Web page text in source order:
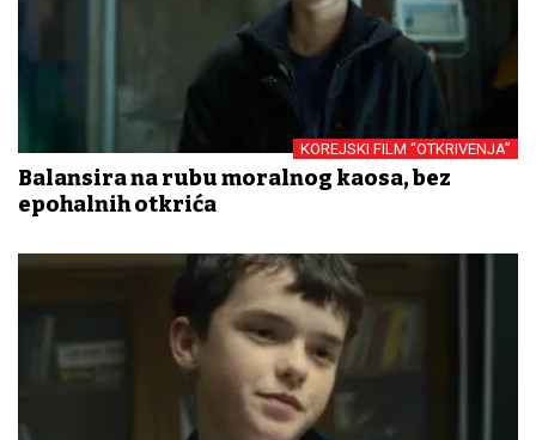
KOREJSKI FILM “OTKRIVENJA”
Balansira na rubu moralnog kaosa, bez
epohalnih otkrića